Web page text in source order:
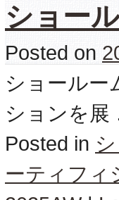
ショー
Posted on
ショールー
ションを
Posted in
ーティフィ